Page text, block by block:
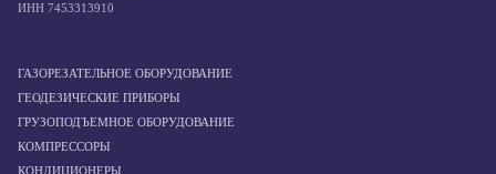
ИНН 7453313910
ГАЗОРЕЗАТЕЛЬНОЕ ОБОРУДОВАНИЕ
ГЕОДЕЗИЧЕСКИЕ ПРИБОРЫ
ГРУЗОПОДЪЕМНОЕ ОБОРУДОВАНИЕ
КОМПРЕССОРЫ
КОНДИЦИОНЕРЫ